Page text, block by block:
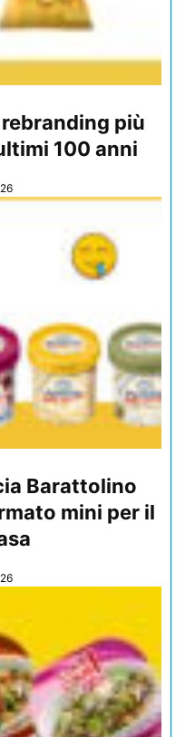
rebranding più
100 anni
Barattolino
mini per il